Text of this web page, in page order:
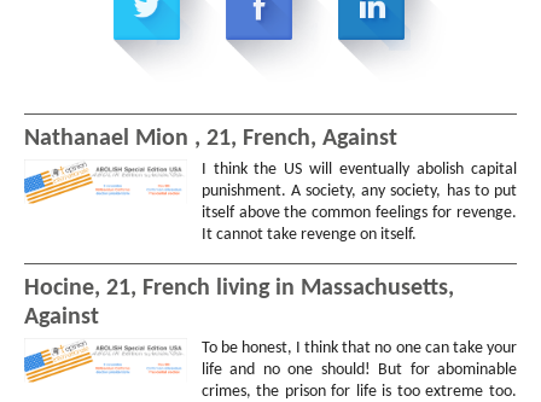
Nathanael Mion , 21, French, Against
I think the US will eventually abolish capital
punishment. A society, any society, has to put
itself above the common feelings for revenge.
It cannot take revenge on itself.
Hocine, 21, French living in Massachusetts,
Against
To be honest, I think that no one can take your
life and no one should! But for abominable
crimes, the prison for life is too extreme too.